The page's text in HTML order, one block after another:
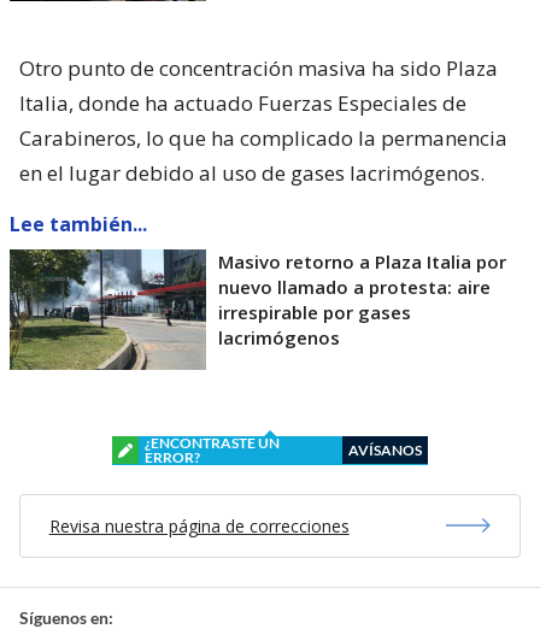
Otro punto de concentración masiva ha sido Plaza
Italia, donde ha actuado Fuerzas Especiales de
Carabineros, lo que ha complicado la permanencia
en el lugar debido al uso de gases lacrimógenos.
Lee también...
Masivo retorno a Plaza Italia por
nuevo llamado a protesta: aire
irrespirable por gases
lacrimógenos
¿ENCONTRASTE UN
ERROR?
AVÍSANOS
Revisa nuestra página de correcciones
Síguenos en: